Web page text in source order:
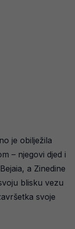
je obilježila
– njegovi djed i
a Zinedine
blisku vezu
svoje